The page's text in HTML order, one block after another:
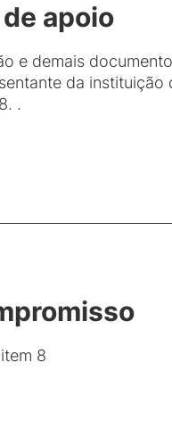
apoio
e demais
da
.
8